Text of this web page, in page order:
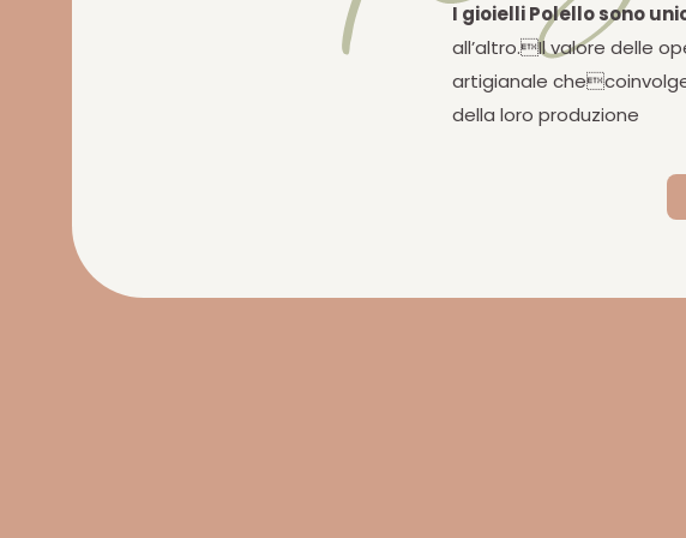
I gioielli Polello sono
all’altro.Il valore delle
artigianale
della loro produzione